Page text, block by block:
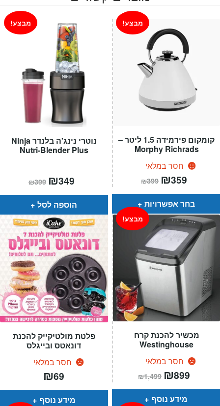
נוטרי נינג'ה בלנדר Ninja
Nutri-Blender Plus
מבצע!
₪399 המחיר
המקורי
היה:
₪399.
₪349
הוא:
הוספה לסל
קומקום פירמידה 1.5 ליטר –
Morphy Richrads
חסר במלאי
מבצע!
₪399 המחיר
המקורי
היה:
₪399.
₪359
הוא:
בחר אפשרויות
פלטת מולטיקייק להכנת
דונאטס ובייגלס
חסר במלאי
₪69
מידע נוסף
מכשיר להכנת קרח
Westinghouse
חסר במלאי
מבצע!
₪1,499 המחיר
המקורי
היה:
₪899
הוא:
מידע נוסף